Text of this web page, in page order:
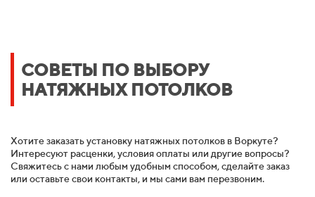
СОВЕТЫ ПО ВЫБОРУ
НАТЯЖНЫХ ПОТОЛКОВ
Хотите заказать установку натяжных потолков в Воркуте?
Интересуют расценки, условия оплаты или другие вопросы?
Свяжитесь с нами любым удобным способом, сделайте заказ
или оставьте свои контакты, и мы сами вам перезвоним.